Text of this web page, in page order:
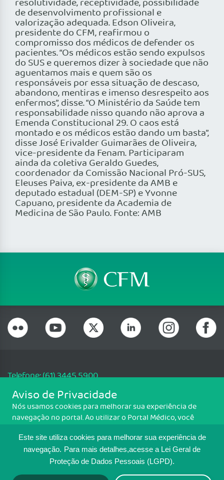
Este site utiliza cookies para melhorar sua experiência de
navegação. Para mais detalhes,acesse a Lei Geral de
Proteção de Dados Pessoais (LGPD).
resolutividade, receptividade, possibilidade
de desenvolvimento profissional e
valorização adequada. Edson Oliveira,
presidente do CFM, reafirmou o
compromisso dos médicos de defender os
pacientes. “Os médicos estão sendo expulsos
do SUS e queremos dizer à sociedade que não
aguentamos mais e quem são os
responsáveis por essa situação de descaso,
abandono, mentiras e imenso desrespeito aos
enfermos”, disse. “O Ministério da Saúde tem
responsabilidade nisso quando não aprova a
Emenda Constitucional 29. O caos está
montado e os médicos estão dando um basta”,
disse José Erivalder Guimarães de Oliveira,
vice-presidente da Fenam. Participaram
ainda da coletiva Geraldo Guedes,
coordenador da Comissão Nacional Pró-SUS,
Eleuses Paiva, ex-presidente da AMB e
deputado estadual (DEM-SP) e Yvonne
Capuano, presidente da Academia de
Medicina de São Paulo. Fonte: AMB
Telefone: (61) 3445 5900
Email: cfm@portalmedico.org.br
SGAS 616, Conjunto D, Lote 115, L2 Sul, Brasília/DF - CEP: 70200-760 -
CNPJ: 33.583.550/0001-30
MAPA DO SITE
TRANSPARÊNCIA E PRESTAÇÃO DE
Aviso de Privacidade
Nós usamos cookies para melhorar sua experiência de
navegação no portal. Ao utilizar o Portal Médico, você
Para ter mais informações sobre como isso é feito, acesse
Política de cookies. Se você concorda, clique em ACEITO.